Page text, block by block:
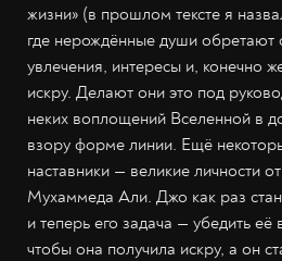
жизни» (в прошлом тексте я
где нерождённые души обретают
увлечения, интересы и, конечно
искру. Делают они это под
неких воплощений Вселенной в
взору форме линии. Ещё
наставники — великие личности
Мухаммеда Али. Джо как раз
и теперь его задача — убедить её
чтобы она получила искру, а он